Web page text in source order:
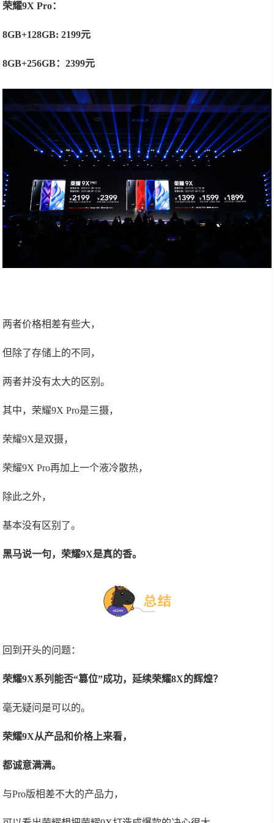
荣耀9X Pro：
8GB+128GB: 2199元
8GB+256GB：2399元
两者价格相差有些大，
但除了存储上的不同，
两者并没有太大的区别。
其中，荣耀9X Pro是三摄，
荣耀9X是双摄，
荣耀9X Pro再加上一个液冷散热，
除此之外，
基本没有区别了。
黑马说一句，荣耀9X是真的香。
回到开头的问题：
荣耀9X系列能否“篡位”成功，延续荣耀8X的辉煌？
毫无疑问是可以的。
荣耀9X从产品和价格上来看，
都诚意满满。
与Pro版相差不大的产品力，